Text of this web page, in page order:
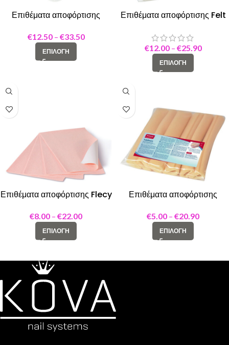
Επιθέματα αποφόρτισης
horseshoe S
€12.50 – €33.50
ΕΠΙΛΟΓΉ
Επιθέματα αποφόρτισης Felt
€12.00 – €25.90
ΕΠΙΛΟΓΉ
Επιθέματα αποφόρτισης Flecy
€8.00 – €22.00
ΕΠΙΛΟΓΉ
Επιθέματα αποφόρτισης
€5.00 – €20.90
ΕΠΙΛΟΓΉ